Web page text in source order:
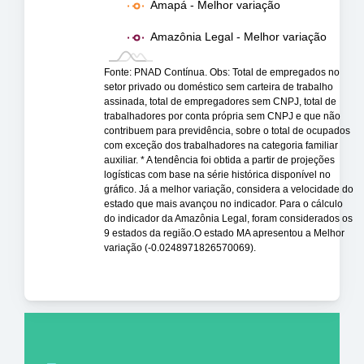
Amapá - Melhor variação
Amazônia Legal - Melhor variação
Fonte: PNAD Contínua. Obs: Total de empregados no
setor privado ou doméstico sem carteira de trabalho
assinada, total de empregadores sem CNPJ, total de
trabalhadores por conta própria sem CNPJ e que não
contribuem para previdência, sobre o total de ocupados
com exceção dos trabalhadores na categoria familiar
auxiliar. * A tendência foi obtida a partir de projeções
logísticas com base na série histórica disponível no
gráfico. Já a melhor variação, considera a velocidade do
estado que mais avançou no indicador. Para o cálculo
do indicador da Amazônia Legal, foram considerados os
9 estados da região.O estado MA apresentou a Melhor
variação (-0.0248971826570069).